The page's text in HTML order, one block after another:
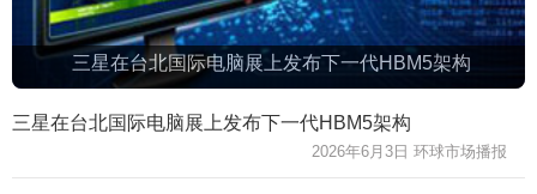
三星在台北国际电脑展上发布下一代HBM5架构
三星在台北国际电脑展上发布下一代HBM5架构
2026年6月3日 环球市场播报